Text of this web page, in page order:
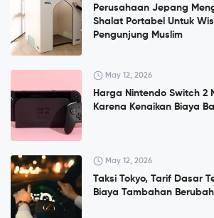
Perusahaan Jepang
Shalat Portabel Untuk
Pengunjung Muslim
May 12, 2026
Harga Nintendo Switch 2
Karena Kenaikan Biaya
May 12, 2026
Taksi Tokyo, Tarif Dasar
Biaya Tambahan Berubah